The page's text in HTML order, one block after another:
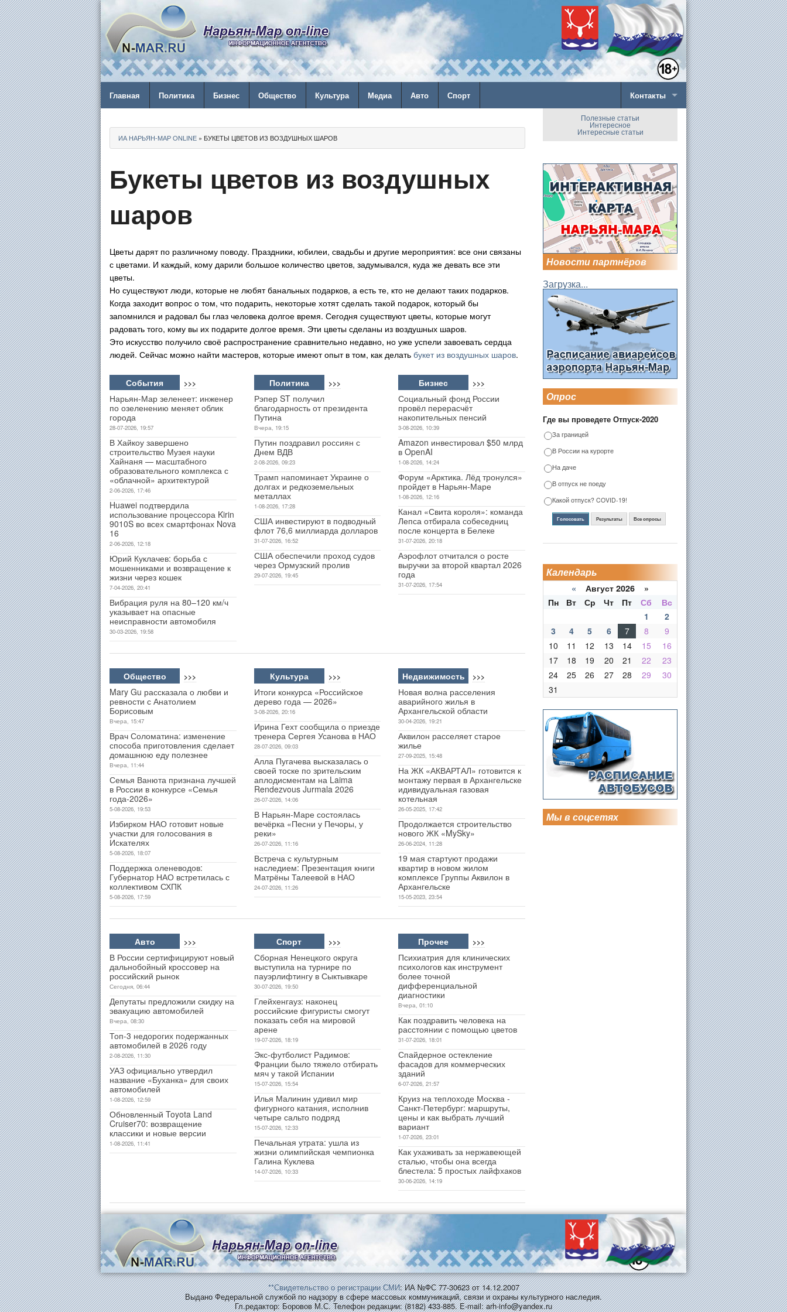
Главная Политика Бизнес Общество Культура Медиа Авто Спорт Контакты
ИА НАРЬЯН-МАР ONLINE » БУКЕТЫ ЦВЕТОВ ИЗ ВОЗДУШНЫХ ШАРОВ
Букеты цветов из воздушных
шаров
Цветы дарят по различному поводу. Праздники, юбилеи, свадьбы и другие мероприятия: все они связаны
с цветами. И каждый, кому дарили большое количество цветов, задумывался, куда же девать все эти
цветы.
Но существуют люди, которые не любят банальных подарков, а есть те, кто не делают таких подарков.
Когда заходит вопрос о том, что подарить, некоторые хотят сделать такой подарок, который бы
запомнился и радовал бы глаз человека долгое время. Сегодня существуют цветы, которые могут
радовать того, кому вы их подарите долгое время. Эти цветы сделаны из воздушных шаров.
Это искусство получило своё распространение сравнительно недавно, но уже успели завоевать сердца
людей. Сейчас можно найти мастеров, которые имеют опыт в том, как делать букет из воздушных шаров.
События >>>
Нарьян-Мар зеленеет: инженер
по озеленению меняет облик
города
28-07-2026, 19:57
В Хайкоу завершено
строительство Музея науки
Хайнаня — масштабного
образовательного комплекса с
«облачной» архитектурой
2-06-2026, 17:46
Huawei подтвердила
использование процессора Kirin
9010S во всех смартфонах Nova
16
2-06-2026, 12:18
Юрий Куклачев: борьба с
мошенниками и возвращение к
жизни через кошек
7-04-2026, 20:41
Вибрация руля на 80–120 км/ч
указывает на опасные
неисправности автомобиля
30-03-2026, 19:58
Политика >>>
Рэпер ST получил
благодарность от президента
Путина
Вчера, 19:15
Путин поздравил россиян с
Днем ВДВ
2-08-2026, 09:23
Трамп напоминает Украине о
долгах и редкоземельных
металлах
1-08-2026, 17:28
США инвестируют в подводный
флот 76,6 миллиарда долларов
31-07-2026, 16:52
США обеспечили проход судов
через Ормузский пролив
29-07-2026, 19:45
Бизнес >>>
Социальный фонд России
провёл перерасчёт
накопительных пенсий
3-08-2026, 10:39
Amazon инвестировал $50 млрд
в OpenAI
1-08-2026, 14:24
Форум «Арктика. Лёд тронулся»
пройдет в Нарьян-Маре
1-08-2026, 12:16
Канал «Свита короля»: команда
Лепса отбирала собеседниц
после концерта в Белеке
31-07-2026, 20:18
Аэрофлот отчитался о росте
выручки за второй квартал 2026
года
31-07-2026, 17:54
Общество >>>
Mary Gu рассказала о любви и
ревности с Анатолием
Борисовым
Вчера, 15:47
Врач Соломатина: изменение
способа приготовления сделает
домашнюю еду полезнее
Вчера, 11:44
Семья Ванюта признана лучшей
в России в конкурсе «Семья
года-2026»
5-08-2026, 19:53
Избирком НАО готовит новые
участки для голосования в
Искателях
5-08-2026, 18:07
Поддержка оленеводов:
Губернатор НАО встретилась с
коллективом СХПК
5-08-2026, 17:59
Культура >>>
Итоги конкурса «Российское
дерево года — 2026»
3-08-2026, 20:16
Ирина Гехт сообщила о приезде
тренера Сергея Усанова в НАО
28-07-2026, 09:03
Алла Пугачева высказалась о
своей тоске по зрительским
аплодисментам на Laima
Rendezvous Jurmala 2026
26-07-2026, 14:06
В Нарьян-Маре состоялась
вечёрка «Песни у Печоры, у
реки»
26-07-2026, 11:16
Встреча с культурным
наследием: Презентация книги
Матрёны Талеевой в НАО
24-07-2026, 11:26
Недвижимость >>>
Новая волна расселения
аварийного жилья в
Архангельской области
30-04-2026, 19:21
Аквилон расселяет старое
жилье
27-09-2025, 15:48
На ЖК «АКВАРТАЛ» готовится к
монтажу первая в Архангельске
идивидуальная газовая
котельная
26-05-2025, 17:42
Продолжается строительство
нового ЖК «MySky»
26-06-2024, 11:28
19 мая стартуют продажи
квартир в новом жилом
комплексе Группы Аквилон в
Архангельске
15-05-2023, 23:54
Авто >>>
В России сертифицируют новый
дальнобойный кроссовер на
российский рынок
Сегодня, 06:44
Депутаты предложили скидку на
эвакуацию автомобилей
Вчера, 08:30
Топ-3 недорогих подержанных
автомобилей в 2026 году
2-08-2026, 11:30
УАЗ официально утвердил
название «Буханка» для своих
автомобилей
1-08-2026, 12:59
Обновленный Toyota Land
Cruiser70: возвращение
классики и новые версии
1-08-2026, 11:41
Спорт >>>
Сборная Ненецкого округа
выступила на турнире по
пауэрлифтингу в Сыктывкаре
30-07-2026, 19:50
Глейхенгауз: наконец
российские фигуристы смогут
показать себя на мировой
арене
19-07-2026, 18:19
Экс-футболист Радимов:
Франции было тяжело отбирать
мяч у такой Испании
15-07-2026, 15:54
Илья Малинин удивил мир
фигурного катания, исполнив
четыре сальто подряд
15-07-2026, 12:33
Печальная утрата: ушла из
жизни олимпийская чемпионка
Галина Куклева
14-07-2026, 10:33
Прочее >>>
Психиатрия для клинических
психологов как инструмент
более точной
дифференциальной
диагностики
Вчера, 01:10
Как поздравить человека на
расстоянии с помощью цветов
31-07-2026, 18:01
Спайдерное остекление
фасадов для коммерческих
зданий
6-07-2026, 21:57
Круиз на теплоходе Москва -
Санкт-Петербург: маршруты,
цены и как выбрать лучший
вариант
1-07-2026, 23:01
Как ухаживать за нержавеющей
сталью, чтобы она всегда
блестела: 5 простых лайфхаков
30-06-2026, 14:19
Полезные статьи
Интересное
Интересные статьи
Новости партнёров
Загрузка...
Опрос
Где вы проведете Отпуск-2020
За границей
В России на курорте
На даче
В отпуск не поеду
Какой отпуск? COVID-19!
Голосовать Результаты Все опросы
Календарь
« Август 2026 »
Пн
Вт Ср Чт Пт Сб
Вс
1
2
3
4 5 6 7 8
9
10
11 12 13 14 15
16
17
18 19 20 21 22
23
24
25 26 27 28 29
30
31
Мы в соцсетях
**Свидетельство о регистрации СМИ: ИА №ФС 77-30623 от 14.12.2007
Выдано Федеральной службой по надзору в сфере массовых коммуникаций, связи и охраны культурного наследия.
Гл.редактор: Боровов М.С. Телефон редакции: (8182) 433-885. E-mail: arh-info@yandex.ru